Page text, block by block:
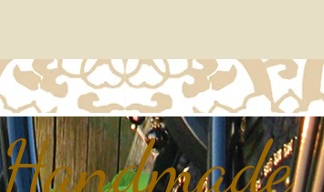
Handmade